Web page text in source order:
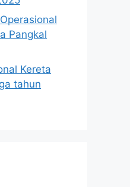
Pangkal
Kereta
tahun